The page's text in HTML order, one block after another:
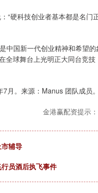
“硬科技创业者基本都是名门
国新一代创业精神和希望
全球舞台上光明正大同台竞
月。来源：Manus 团队成员。
金港赢配资提示
辅导
员酒后执飞事件